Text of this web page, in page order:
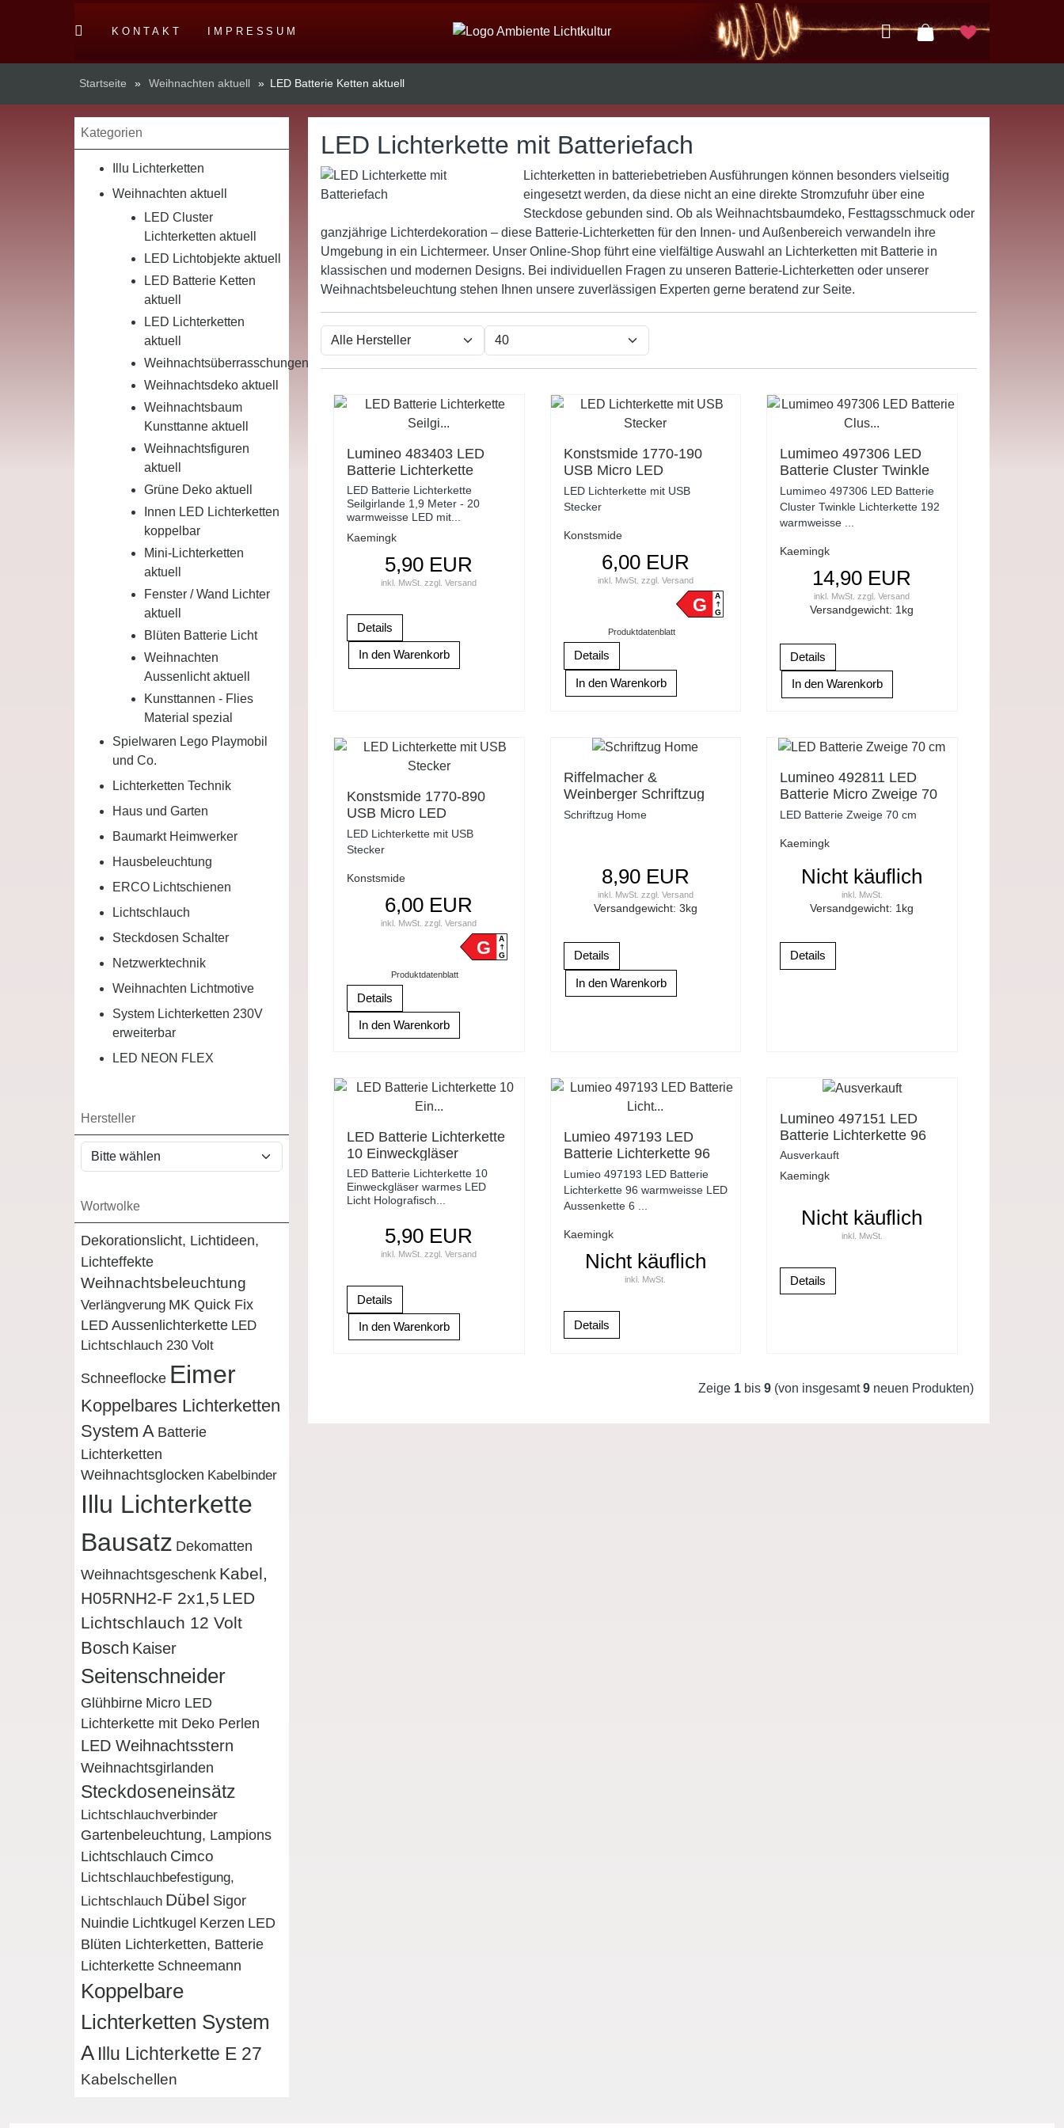
KONTAKT IMPRESSUM
Startseite » Weihnachten aktuell » LED Batterie Ketten aktuell
Kategorien
Illu Lichterketten
Weihnachten aktuell
LED Cluster
Lichterketten aktuell
LED Lichtobjekte aktuell
LED Batterie Ketten
aktuell
LED Lichterketten
aktuell
Weihnachtsüberrasschungen
Weihnachtsdeko aktuell
Weihnachtsbaum
Kunsttanne aktuell
Weihnachtsfiguren
aktuell
Grüne Deko aktuell
Innen LED Lichterketten
koppelbar
Mini-Lichterketten
aktuell
Fenster / Wand Lichter
aktuell
Blüten Batterie Licht
Weihnachten
Aussenlicht aktuell
Kunsttannen - Flies
Material spezial
Spielwaren Lego Playmobil
und Co.
Lichterketten Technik
Haus und Garten
Baumarkt Heimwerker
Hausbeleuchtung
ERCO Lichtschienen
Lichtschlauch
Steckdosen Schalter
Netzwerktechnik
Weihnachten Lichtmotive
System Lichterketten 230V
erweiterbar
LED NEON FLEX
Hersteller
Wortwolke
Dekorationslicht, Lichtideen,
Lichteffekte
Weihnachtsbeleuchtung
Verlängverung MK Quick Fix
LED Aussenlichterkette LED
Lichtschlauch 230 Volt
Schneeflocke Eimer
Koppelbares Lichterketten
System A Batterie
Lichterketten
Weihnachtsglocken Kabelbinder
Illu Lichterkette
Bausatz Dekomatten
Weihnachtsgeschenk Kabel,
H05RNH2-F 2x1,5 LED
Lichtschlauch 12 Volt
Bosch Kaiser
Seitenschneider
Glühbirne Micro LED
Lichterkette mit Deko Perlen
LED Weihnachtsstern
Weihnachtsgirlanden
Steckdoseneinsätz
Lichtschlauchverbinder
Gartenbeleuchtung, Lampions
Lichtschlauch Cimco
Lichtschlauchbefestigung,
Lichtschlauch Dübel Sigor
Nuindie Lichtkugel Kerzen LED
Blüten Lichterketten, Batterie
Lichterkette Schneemann
Koppelbare
Lichterketten System
A Illu Lichterkette E 27
Kabelschellen
LED Lichterkette mit Batteriefach
Lichterketten in batteriebetrieben Ausführungen können besonders vielseitig
eingesetzt werden, da diese nicht an eine direkte Stromzufuhr über eine
Steckdose gebunden sind. Ob als Weihnachtsbaumdeko, Festtagsschmuck oder
ganzjährige Lichterdekoration – diese Batterie-Lichterketten für den Innen- und Außenbereich verwandeln ihre
Umgebung in ein Lichtermeer. Unser Online-Shop führt eine vielfältige Auswahl an Lichterketten mit Batterie in
klassischen und modernen Designs. Bei individuellen Fragen zu unseren Batterie-Lichterketten oder unserer
Weihnachtsbeleuchtung stehen Ihnen unsere zuverlässigen Experten gerne beratend zur Seite.
Lumineo 483403 LED
Batterie Lichterkette
Seilgirlande 1,9 Meter -
20 warmweisse LED mit
Timer
LED Batterie Lichterkette
Seilgirlande 1,9 Meter - 20
warmweisse LED mit...
Kaemingk
5,90 EUR
inkl. MwSt. zzgl.Versand
Details
Konstsmide 1770-190
USB Micro LED
Lichterkette 50 LED 2,75
Meter silbernes
LED Lichterkette mit USB
Stecker
Konstsmide
6,00 EUR
inkl. MwSt. zzgl. Versand
A
G
G
Produktdatenblatt
Details
Lumimeo 497306 LED
Batterie Cluster Twinkle
Lichterkette 192
warmweisse LED 2 Meter
Lumimeo 497306 LED Batterie
Cluster Twinkle Lichterkette 192
warmweisse ...
Kaemingk
14,90 EUR
inkl. MwSt. zzgl.Versand
Versandgewicht: 1kg
Details
Konstsmide 1770-890
USB Micro LED
Lichterkette 50 amber
LED 2,75 Meter silbernes
LED Lichterkette mit USB
Stecker
Konstsmide
6,00 EUR
inkl. MwSt. zzgl.Versand
A
G
G
Produktdatenblatt
Details
Riffelmacher &
Weinberger Schriftzug
'HOME' beleuchtet
Schriftzug Home
8,90 EUR
inkl. MwSt. zzgl. Versand
Versandgewicht: 3 kg
Details
Lumineo 492811 LED
Batterie Micro Zweige 70
cm 75 warmweisse LED
LED Batterie Zweige 70 cm
Kaemingk
Nicht käuflich
inkl. MwSt.
Versandgewicht: 1kg
Details
LED Batterie Lichterkette
10 Einweckgläser
warmes LED Licht
Holografisches Licht
LED Batterie Lichterkette 10
Einweckgläser warmes LED
Licht Holografisch...
5,90 EUR
inkl. MwSt. zzgl.Versand
Details
Lumieo 497193 LED
Batterie Lichterkette 96
warmweisse LED
Aussenkette 6 Stunden
Timer
Lumieo 497193 LED Batterie
Lichterkette 96 warmweisse LED
Aussenkette 6 ...
Kaemingk
Nicht käuflich
inkl. MwSt.
Details
Lumineo 497151 LED
Batterie Lichterkette 96
warmweisse LED
Aussenkette 6 Stunden
Timer Lichtfunktionen
Ausverkauft
Kaemingk
Nicht käuflich
inkl. MwSt.
Details
Zeige 1 bis 9 (von insgesamt9 neuen Produkten)